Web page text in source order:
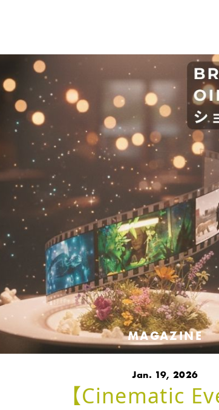
MAGAZINE
Jan. 19, 2026
【Cinematic